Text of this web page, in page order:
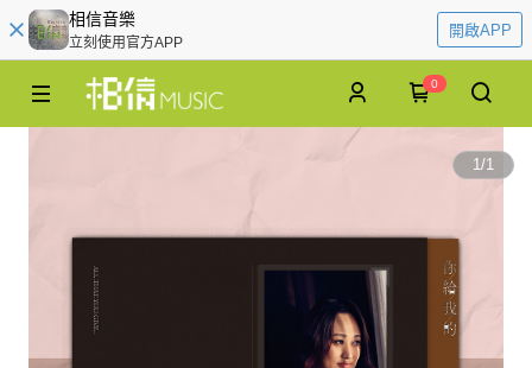
相信音樂
立刻使用官方APP
開啟APP
0
1/1